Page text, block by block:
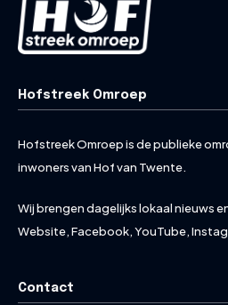
Hofstreek Omroep
Hofstreek Omroep is de publieke
inwoners van Hof van Twente.
Wij brengen dagelijks lokaal nieuws
Website, Facebook, YouTube,
Contact